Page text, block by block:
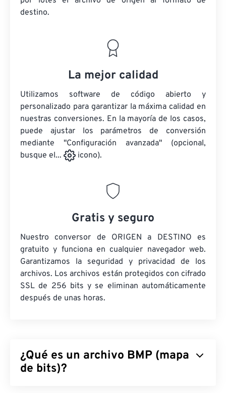
destino.
La mejor calidad
Utilizamos software de código abierto y
personalizado para garantizar la máxima calidad en
nuestras conversiones. En la mayoría de los casos,
puede ajustar los parámetros de conversión
mediante "Configuración avanzada" (opcional,
busque el...
icono).
Gratis y seguro
Nuestro conversor de ORIGEN a DESTINO es
gratuito y funciona en cualquier navegador web.
Garantizamos la seguridad y privacidad de los
archivos. Los archivos están protegidos con cifrado
SSL de 256 bits y se eliminan automáticamente
después de unas horas.
¿Qué es un archivo BMP (mapa
de bits)?